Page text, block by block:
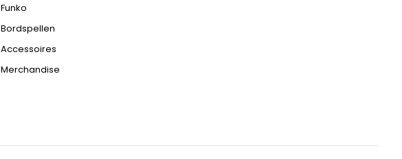
Funko
Bordspellen
Accessoires
Merchandise